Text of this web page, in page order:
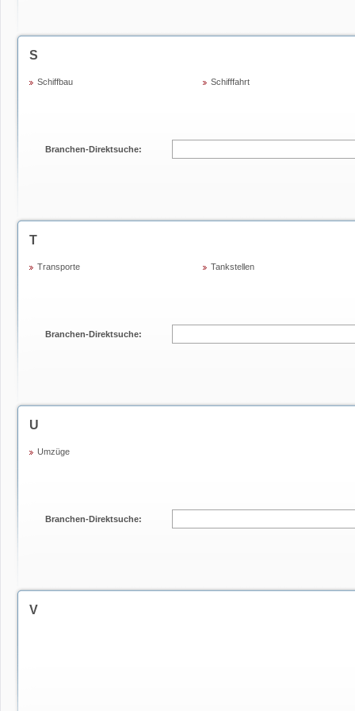
S
Schiffbau Schifffahrt
Branchen-Direktsuche:
T
Transporte Tankstellen
Branchen-Direktsuche:
U
Umzüge
Branchen-Direktsuche:
V